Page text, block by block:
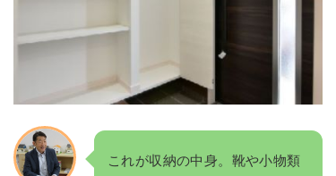
これが収納の中身。靴や小物類